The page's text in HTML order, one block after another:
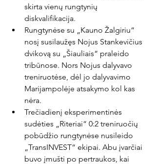
skirta vienų rungtynių
diskvalifikacija.
Rungtynėse su „Kauno Žalgiriu“
nosį susilaužęs Nojus Stankevičius
dvikovą su „Šiauliais“ praleido
tribūnose. Nors Nojus dalyvavo
treniruotėse, dėl jo dalyvavimo
Marijampolėje atsakymo kol kas
nėra.
Trečiadienį eksperimentinės
sudėties „Riteriai“ 0:2 treniruočių
pobūdžio rungtynėse nusileido
„TransINVEST“ ekipai. Abu įvarčiai
buvo įmušti po pertraukos, kai